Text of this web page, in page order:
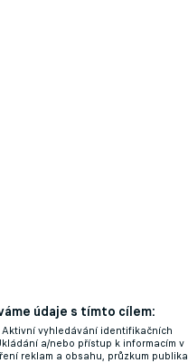
údaje s tímto cílem:
vyhledávání identifikačních
a/nebo přístup k informacím v
reklam a obsahu, průzkum publika